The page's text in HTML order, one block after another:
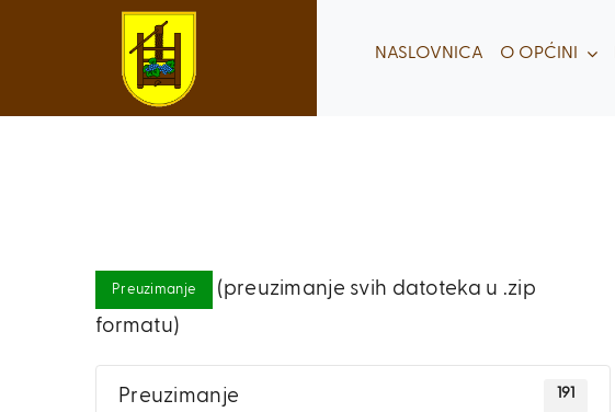
NASLOVNICA O OPĆINI
Preuzimanje
(preuzimanje svih datoteka u .zip
formatu)
Preuzimanje 191